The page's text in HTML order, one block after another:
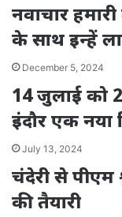
नवाचार
के साथ इन्हें
December 5, 2024
14 जुलाई को
इंदौर एक नया
July 13, 2024
चंदेरी से पीएम
की तैयारी